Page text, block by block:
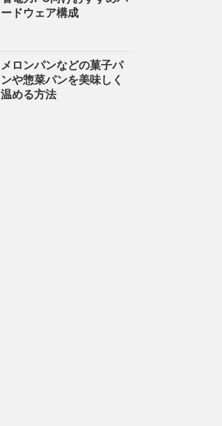
ードウェア構成
メロンパンなどの菓子パ
ンや惣菜パンを美味しく
温める方法